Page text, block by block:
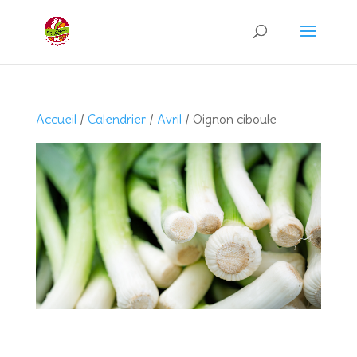
Recherche
produits
Accueil / Calendrier/ Avril / Oignon ciboule